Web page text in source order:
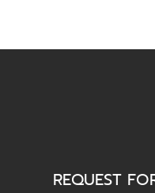
REQUEST